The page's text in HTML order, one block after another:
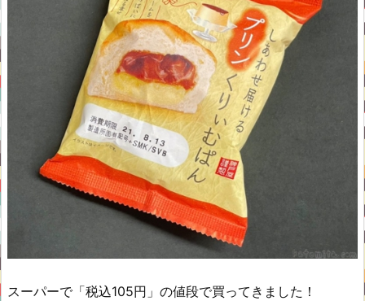
スーパーで「税込105円」の値段で買ってきました！